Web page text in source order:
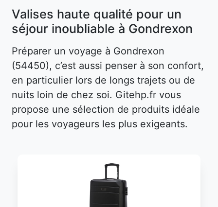
Valises haute qualité pour un
séjour inoubliable à Gondrexon
Préparer un voyage à Gondrexon
(54450), c’est aussi penser à son confort,
en particulier lors de longs trajets ou de
nuits loin de chez soi. Gitehp.fr vous
propose une sélection de produits idéale
pour les voyageurs les plus exigeants.